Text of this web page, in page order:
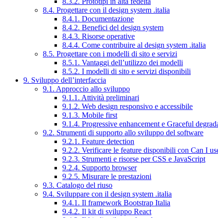
8.4. Progettare con il design system .italia
8.4.1. Documentazione
8.4.2. Benefici del design system
8.4.3. Risorse operative
8.4.4. Come contribuire al design system .italia
8.5. Progettare con i modelli di sito e servizi
8.5.1. Vantaggi dell’utilizzo dei modelli
8.5.2. I modelli di sito e servizi disponibili
9. Sviluppo dell’interfaccia
9.1. Approccio allo sviluppo
9.1.1. Attività preliminari
9.1.2. Web design responsivo e accessibile
9.1.3. Mobile first
9.1.4. Progressive enhancement e Graceful
9.2. Strumenti di supporto allo sviluppo del software
9.2.1. Feature detection
9.2.2. Verificare le feature disponibili con Can I
9.2.3. Strumenti e risorse per CSS e JavaScript
9.2.4. Supporto browser
9.2.5. Misurare le prestazioni
9.3. Catalogo del riuso
9.4. Sviluppare con il design system .italia
9.4.1. Il framework Bootstrap Italia
9.4.2. Il kit di sviluppo React